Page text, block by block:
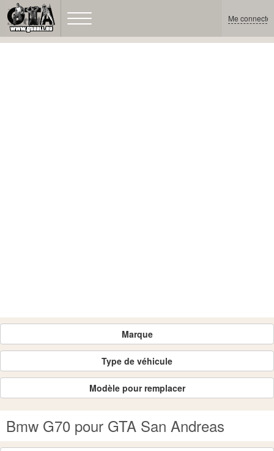
Me connecter
Marque
Type de véhicule
Modèle pour remplacer
Bmw G70 pour GTA San Andreas